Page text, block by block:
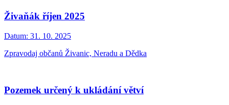
Živaňák říjen 2025
Datum: 31. 10. 2025
Zpravodaj občanů Živanic, Neradu a Dědka
Pozemek určený k ukládání větví